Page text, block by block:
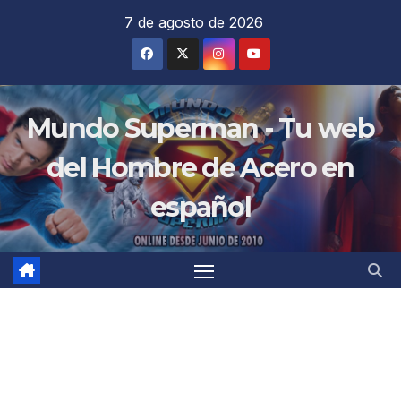
7 de agosto de 2026
Mundo Superman - Tu web
del Hombre de Acero en
español